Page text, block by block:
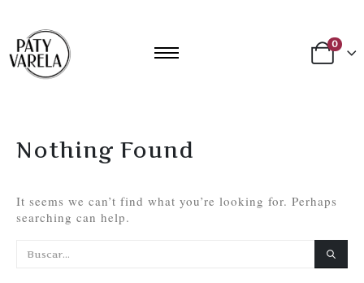
0
Nothing Found
It seems we can’t find what you’re looking for. Perhaps
searching can help.